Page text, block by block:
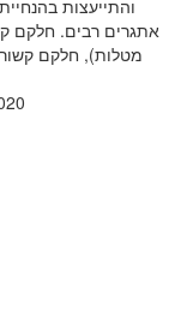
והתייעצות
אתגרים רבים. חלקם
מטלות), חלקם